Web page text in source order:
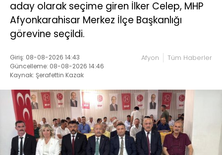
aday olarak seçime giren İlker Celep, MHP
Afyonkarahisar Merkez İlçe Başkanlığı
görevine seçildi.
Giriş: 08-08-2026 14:43
Güncelleme: 08-08-2026 14:46
Kaynak: Şerafettin Kazak
Afyon Tüm Haberler